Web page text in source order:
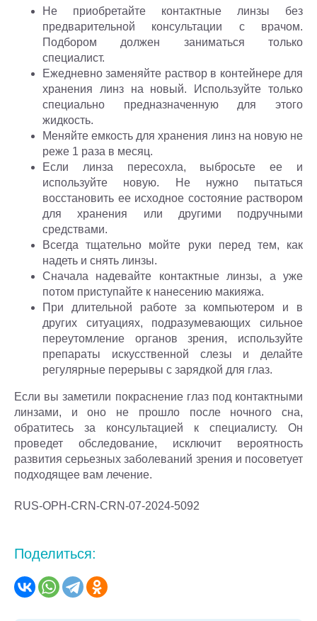
Не приобретайте контактные линзы без
предварительной консультации с врачом.
Подбором должен заниматься только
специалист.
Ежедневно заменяйте раствор в контейнере для
хранения линз на новый. Используйте только
специально предназначенную для этого
жидкость.
Меняйте емкость для хранения линз на новую не
реже 1 раза в месяц.
Если линза пересохла, выбросьте ее и
используйте новую. Не нужно пытаться
восстановить ее исходное состояние раствором
для хранения или другими подручными
средствами.
Всегда тщательно мойте руки перед тем, как
надеть и снять линзы.
Сначала надевайте контактные линзы, а уже
потом приступайте к нанесению макияжа.
При длительной работе за компьютером и в
других ситуациях, подразумевающих сильное
переутомление органов зрения, используйте
препараты искусственной слезы и делайте
регулярные перерывы с зарядкой для глаз.
Если вы заметили покраснение глаз под контактными
линзами, и оно не прошло после ночного сна,
обратитесь за консультацией к специалисту. Он
проведет обследование, исключит вероятность
развития серьезных заболеваний зрения и посоветует
подходящее вам лечение.
RUS-OPH-CRN-CRN-07-2024-5092
Поделиться: